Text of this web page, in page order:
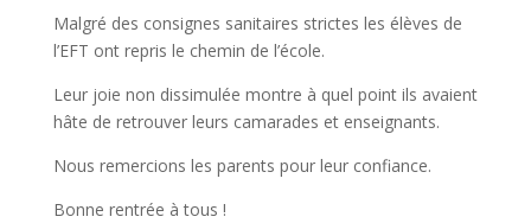
Malgré des consignes sanitaires strictes les élèves de
l’EFT ont repris le chemin de l’école.
Leur joie non dissimulée montre à quel point ils avaient
hâte de retrouver leurs camarades et enseignants.
Nous remercions les parents pour leur confiance.
Bonne rentrée à tous !